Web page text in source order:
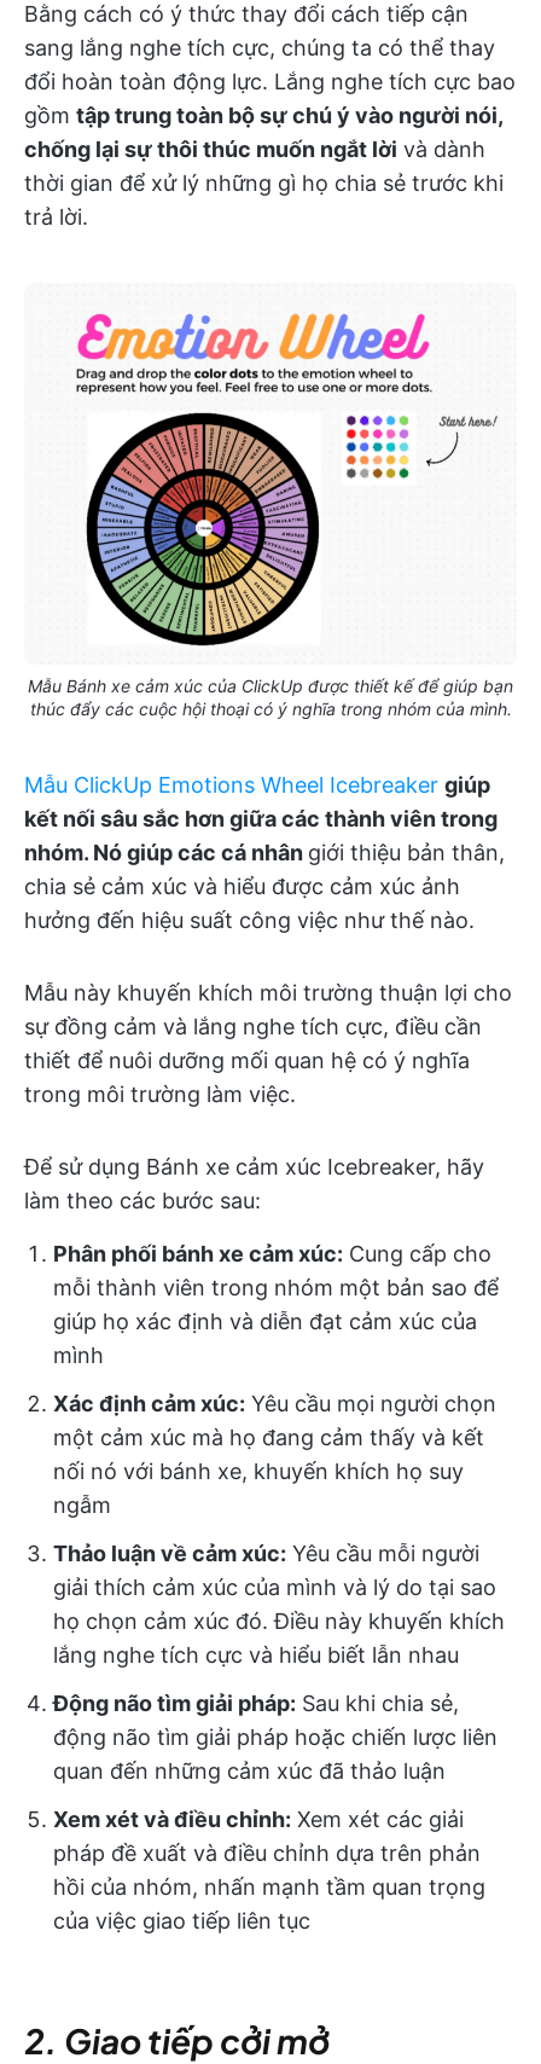
Bằng cách có ý thức thay đổi cách tiếp cận
sang lắng nghe tích cực, chúng ta có thể thay
đổi hoàn toàn động lực. Lắng nghe tích cực bao
gồm tập trung toàn bộ sự chú ý vào người nói,
chống lại sự thôi thúc muốn ngắt lời và dành
thời gian để xử lý những gì họ chia sẻ trước khi
trả lời.
Mẫu Bánh xe cảm xúc của ClickUp được thiết kế để giúp bạn
thúc đẩy các cuộc hội thoại có ý nghĩa trong nhóm của mình.
Mẫu ClickUp Emotions Wheel Icebreaker giúp
kết nối sâu sắc hơn giữa các thành viên trong
nhóm. Nó giúp các cá nhân giới thiệu bản thân,
chia sẻ cảm xúc và hiểu được cảm xúc ảnh
hưởng đến hiệu suất công việc như thế nào.
Mẫu này khuyến khích môi trường thuận lợi cho
sự đồng cảm và lắng nghe tích cực, điều cần
thiết để nuôi dưỡng mối quan hệ có ý nghĩa
trong môi trường làm việc.
Để sử dụng Bánh xe cảm xúc Icebreaker, hãy
làm theo các bước sau:
Phân phối bánh xe cảm xúc: Cung cấp cho
mỗi thành viên trong nhóm một bản sao để
giúp họ xác định và diễn đạt cảm xúc của
mình
Xác định cảm xúc: Yêu cầu mọi người chọn
một cảm xúc mà họ đang cảm thấy và kết
nối nó với bánh xe, khuyến khích họ suy
ngẫm
Thảo luận về cảm xúc: Yêu cầu mỗi người
giải thích cảm xúc của mình và lý do tại sao
họ chọn cảm xúc đó. Điều này khuyến khích
lắng nghe tích cực và hiểu biết lẫn nhau
Động não tìm giải pháp: Sau khi chia sẻ,
động não tìm giải pháp hoặc chiến lược liên
quan đến những cảm xúc đã thảo luận
Xem xét và điều chỉnh: Xem xét các giải
pháp đề xuất và điều chỉnh dựa trên phản
hồi của nhóm, nhấn mạnh tầm quan trọng
của việc giao tiếp liên tục
2. Giao tiếp cởi mở